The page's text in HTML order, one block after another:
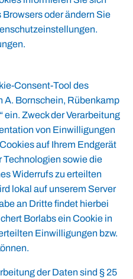
oder ändern Sie
.
Consent-Tool des
A. Bornschein, Rübenkamp
ein. Zweck der Verarbeitung
von Einwilligungen
auf Ihrem Endgerät
sowie die
Widerrufs zu erteilten
lokal auf unserem Server
an Dritte findet hierbei
Borlabs ein Cookie in
Einwilligungen bzw.
der Daten sind § 25